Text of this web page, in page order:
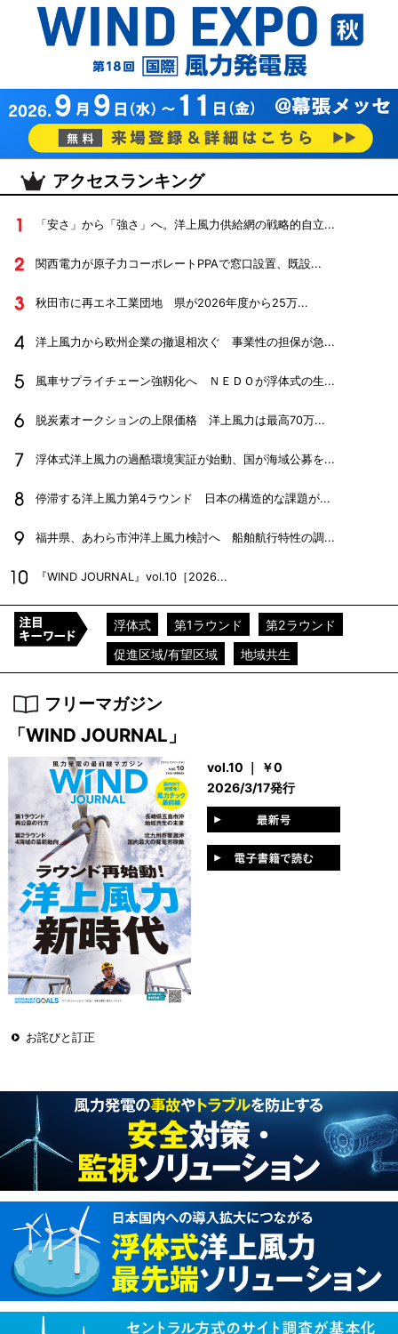
アクセスランキング
「安さ」から「強さ」へ。洋上風力供給網の戦略的自立...
関西電力が原子力コーポレートPPAで窓口設置、既設...
秋田市に再エネ工業団地 県が2026年度から25万...
洋上風力から欧州企業の撤退相次ぐ 事業性の担保が急...
風車サプライチェーン強靱化へ ＮＥＤＯが浮体式の生...
脱炭素オークションの上限価格 洋上風力は最高70万...
浮体式洋上風力の過酷環境実証が始動、国が海域公募を...
停滞する洋上風力第4ラウンド 日本の構造的な課題が...
福井県、あわら市沖洋上風力検討へ 船舶航行特性の調...
『WIND JOURNAL』vol.10［2026...
浮体式 第1ラウンド
第2ラウンド
促進区域/有望区域
地域共生
フリーマガジン
「WIND JOURNAL」
vol.10 ｜ ￥0
2026/3/17発行
お詫びと訂正